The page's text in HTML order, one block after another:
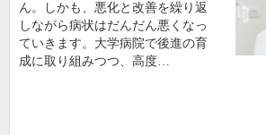
ん。しかも、悪化と改善を繰り返
しながら病状はだんだん悪くなっ
ていきます。大学病院で後進の育
成に取り組みつつ、高度…